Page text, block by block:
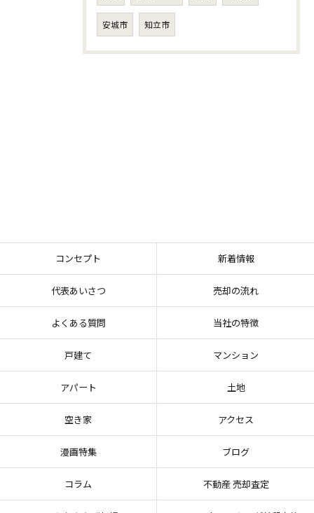
安城市 知立市
コンセプト 新着情報
代表あいさつ 売却の流れ
よくある質問 当社の特徴
戸建て マンション
アパート 土地
空き家 アクセス
漫画特集 ブログ
コラム 不動産 売却査定